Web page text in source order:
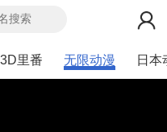
3D里番 无限动漫 日本